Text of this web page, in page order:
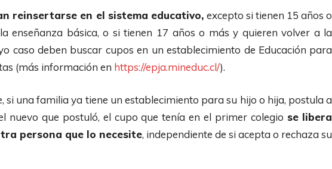
reinsertarse en el sistema educativo, excepto si tienen 15 años o
enseñanza básica, o si tienen 17 años o más y quieren volver a la
caso deben buscar cupos en un establecimiento de Educación para
(más información en https://epja.mineduc.cl/).
si una familia ya tiene un establecimiento para su hijo o hija, postula a
nuevo que postuló, el cupo que tenía en el primer colegio se libera
persona que lo necesite, independiente de si acepta o rechaza su